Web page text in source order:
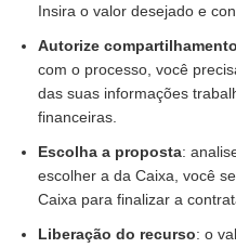
Insira o valor desejado e
Autorize
com o processo, você
das suas informações
financeiras.
Escolha a proposta:
escolher a da Caixa, você
Caixa para finalizar a
Liberação do recurso: o